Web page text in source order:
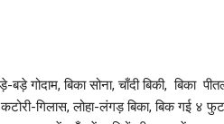
गोदाम, बिका सोना, चाँदी बिकी, बिका
गिलास, लोहा-लंगड़ बिका, बिक गई ४